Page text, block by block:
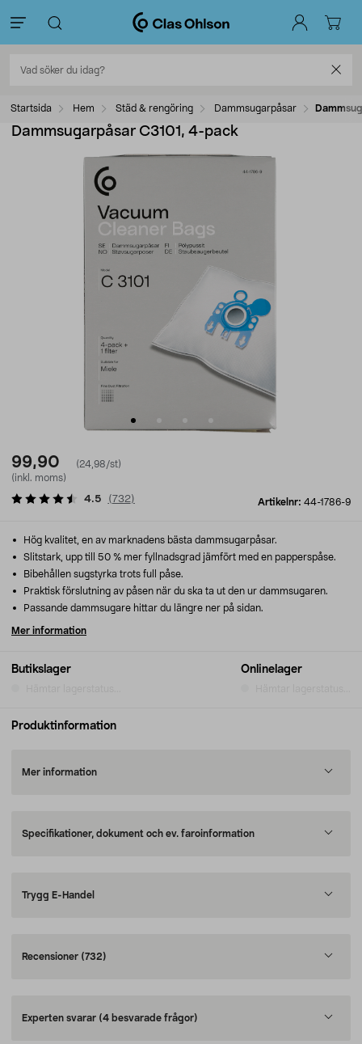
Startsida Hem Städ & rengöring Dammsugarpåsar
Dammsugarpåsar C3101, 4-pack
99,90
(24,98/st)
(inkl. moms)
Artikelnr: 44-1786-9
4.5 (732)
Butikslager Onlinelager
Hög kvalitet, en av marknadens bästa dammsugarpåsar.
Slitstark, upp till 50 % mer fyllnadsgrad jämfört med en papperspåse.
Bibehållen sugstyrka trots full påse.
Praktisk förslutning av påsen när du ska ta ut den ur dammsugaren.
Passande dammsugare hittar du längre ner på sidan.
Mer information
Produktinformation
Mer information
Specifikationer, dokument och ev. faroinformation
Trygg E-Handel
Recensioner (732)
Experten svarar (4 besvarade frågor)